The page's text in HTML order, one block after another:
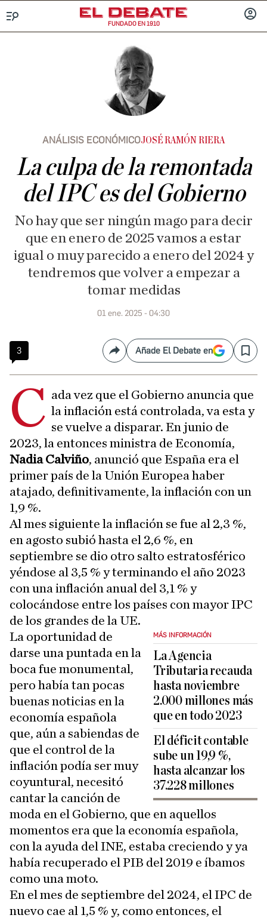
FUNDADO EN 1910
ANÁLISIS ECONÓMICOJOSÉ RAMÓN RIERA
La culpa de la remontada
del IPC es del Gobierno
No hay que ser ningún mago para decir
que en enero de 2025 vamos a estar
igual o muy parecido a enero del 2024 y
tendremos que volver a empezar a
tomar medidas
01 ene. 2025 - 04:30
3 CompartirAñade El Debate en Save
C ada vez que el Gobierno anuncia que
la inflación está controlada, va esta y
se vuelve a disparar. En junio de
2023, la entonces ministra de Economía,
Nadia Calviño, anunció que España era el
primer país de la Unión Europea haber
atajado, definitivamente, la inflación con un
1,9 %.
Al mes siguiente la inflación se fue al 2,3 %,
en agosto subió hasta el 2,6 %, en
septiembre se dio otro salto estratosférico
yéndose al 3,5 % y terminando el año 2023
con una inflación anual del 3,1 % y
colocándose entre los países con mayor IPC
de los grandes de la UE.
MÁS INFORMACIÓN
La Agencia
Tributaria recauda
hasta noviembre
2.000 millones más
que en todo 2023
El déficit contable
sube un 19,9 %,
hasta alcanzar los
37.228 millones
La oportunidad de
darse una puntada en la
boca fue monumental,
pero había tan pocas
buenas noticias en la
economía española
que, aún a sabiendas de
que el control de la
inflación podía ser muy
coyuntural, necesitó
cantar la canción de
moda en el Gobierno, que en aquellos
momentos era que la economía española,
con la ayuda del INE, estaba creciendo y ya
había recuperado el PIB del 2019 e íbamos
como una moto.
En el mes de septiembre del 2024, el IPC de
nuevo cae al 1,5 % y, como entonces, el